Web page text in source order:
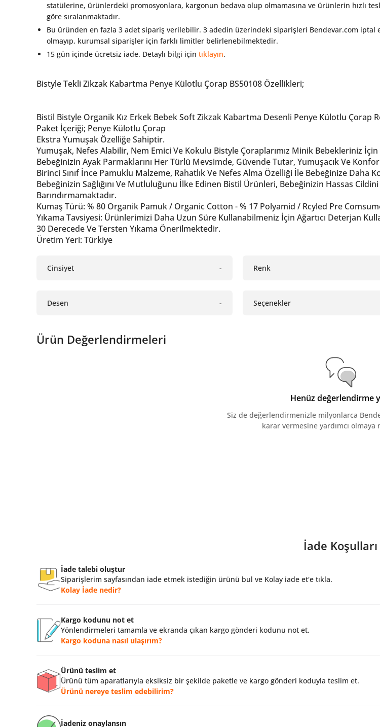
statülerine, ürünlerdeki promosyonlara, kargonun bedava olup olmamasına ve ürünlerin hızlı
göre sıralanmaktadır.
Bu üründen en fazla 3 adet sipariş verilebilir. 3 adedin üzerindeki siparişleri Bendevar.com
olmayıp, kurumsal siparişler için farklı limitler belirlenebilmektedir.
15 gün içinde ücretsiz iade. Detaylı bilgi için tıklayın.
Bistyle Tekli Zikzak Kabartma Penye Külotlu Çorap BS50108 Özellikleri;
Bistil Bistyle Organik Kız Erkek Bebek Soft Zikzak Kabartma Desenli Penye Külotlu
Paket İçeriği; Penye Külotlu Çorap
Ekstra Yumuşak Özelliğe Sahiptir.
Yumuşak, Nefes Alabilir, Nem Emici Ve Kokulu Bistyle Çoraplarımız Minik Bebekleriniz
Bebeğinizin Ayak Parmaklarını Her Türlü Mevsimde, Güvende Tutar, Yumuşacık Ve
Birinci Sınıf İnce Pamuklu Malzeme, Rahatlık Ve Nefes Alma Özelliği İle Bebeğinize Daha
Bebeğinizin Sağlığını Ve Mutluluğunu İlke Edinen Bistil Ürünleri, Bebeğinizin Hassas
Barındırmamaktadır.
Kumaş Türü: % 80 Organik Pamuk / Organic Cotton - % 17 Polyamid / Rcyled Pre
Yıkama Tavsiyesi: Ürünlerimizi Daha Uzun Süre Kullanabilmeniz İçin Ağartıcı Deterjan
30 Derecede Ve Tersten Yıkama Önerilmektedir.
Üretim Yeri: Türkiye
Cinsiyet - Renk
Desen - Seçenekler
Ürün Değerlendirmeleri
Henüz değerlendirme
Siz de değerlendirmenizle milyonlarca
karar vermesine yardımcı olmaya
İade Koşulları
İade talebi oluştur
Siparişlerim sayfasından iade etmek istediğin ürünü bul ve Kolay iade et'e tıkla.
Kolay İade nedir?
Kargo kodunu not et
Yönlendirmeleri tamamla ve ekranda çıkan kargo gönderi kodunu not et.
Kargo koduna nasıl ulaşırım?
Ürünü teslim et
Ürünü tüm aparatlarıyla eksiksiz bir şekilde paketle ve kargo gönderi koduyla teslim et.
Ürünü nereye teslim edebilirim?
İadeniz onaylansın